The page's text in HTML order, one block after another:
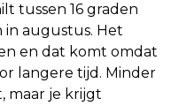
tussen 16 graden
in augustus. Het
en dat komt omdat
langere tijd. Minder
maar je krijgt